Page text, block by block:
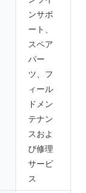
ンサポ
ート、
スペア
パー
ツ、フ
ィール
ドメン
テナン
スおよ
び修理
サービ
ス